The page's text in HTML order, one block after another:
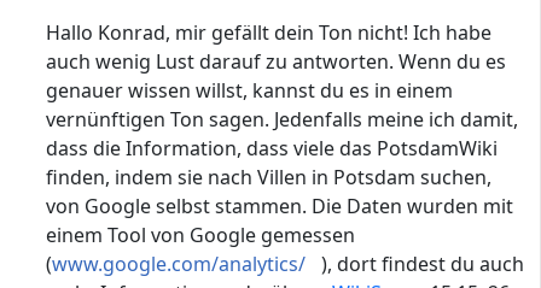
Hallo Konrad, mir gefällt dein Ton nicht! Ich habe
auch wenig Lust darauf zu antworten. Wenn du es
genauer wissen willst, kannst du es in einem
vernünftigen Ton sagen. Jedenfalls meine ich damit,
dass die Information, dass viele das PotsdamWiki
finden, indem sie nach Villen in Potsdam suchen,
von Google selbst stammen. Die Daten wurden mit
einem Tool von Google gemessen
(www.google.com/analytics/
), dort findest du auch